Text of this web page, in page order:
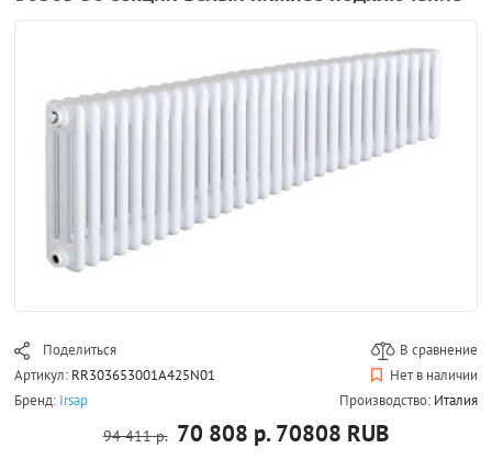
Поделиться
В сравнение
Артикул: RR303653001A425N01
Нет в наличии
Бренд: Irsap Производство: Италия
94 411 р. 70 808 р. 70808 RUB